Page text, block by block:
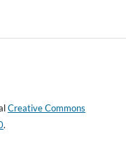
Creative Commons
.